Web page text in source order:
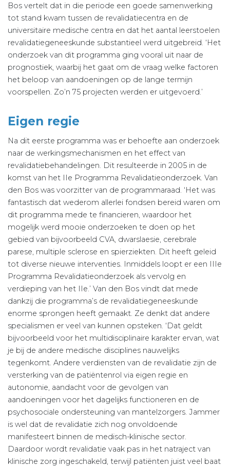
Bos vertelt dat in die periode een goede samenwerking
tot stand kwam tussen de revalidatiecentra en de
universitaire medische centra en dat het aantal leerstoelen
revalidatiegeneeskunde substantieel werd uitgebreid. ‘Het
onderzoek van dit programma ging vooral uit naar de
prognostiek, waarbij het gaat om de vraag welke factoren
het beloop van aandoeningen op de lange termijn
voorspellen. Zo’n 75 projecten werden er uitgevoerd.’
Eigen regie
Na dit eerste programma was er behoefte aan onderzoek
naar de werkingsmechanismen en het effect van
revalidatiebehandelingen. Dit resulteerde in 2005 in de
komst van het IIe Programma Revalidatieonderzoek. Van
den Bos was voorzitter van de programmaraad. ‘Het was
fantastisch dat wederom allerlei fondsen bereid waren om
dit programma mede te financieren, waardoor het
mogelijk werd mooie onderzoeken te doen op het
gebied van bijvoorbeeld CVA, dwarslaesie, cerebrale
parese, multiple sclerose en spierziekten. Dit heeft geleid
tot diverse nieuwe interventies. Inmiddels loopt er een IIIe
Programma Revalidatieonderzoek als vervolg en
verdieping van het IIe.’ Van den Bos vindt dat mede
dankzij die programma’s de revalidatiegeneeskunde
enorme sprongen heeft gemaakt. Ze denkt dat andere
specialismen er veel van kunnen opsteken. ‘Dat geldt
bijvoorbeeld voor het multidisciplinaire karakter ervan, wat
je bij de andere medische disciplines nauwelijks
tegenkomt. Andere verdiensten van de revalidatie zijn de
versterking van de patiëntenrol via eigen regie en
autonomie, aandacht voor de gevolgen van
aandoeningen voor het dagelijks functioneren en de
psychosociale ondersteuning van mantelzorgers. Jammer
is wel dat de revalidatie zich nog onvoldoende
manifesteert binnen de medisch-klinische sector.
Daardoor wordt revalidatie vaak pas in het natraject van
klinische zorg ingeschakeld, terwijl patiënten juist veel baat